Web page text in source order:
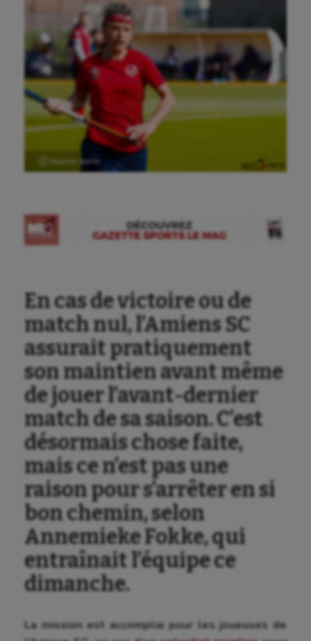
Ⓒ Gazette Sports
En cas de victoire ou de
match nul, l’Amiens SC
assurait pratiquement
son maintien avant même
de jouer l’avant-dernier
match de sa saison. C’est
désormais chose faite,
mais ce n’est pas une
raison pour s’arrêter en si
bon chemin, selon
Annemieke Fokke, qui
entraînait l’équipe ce
dimanche.
La mission est accomplie pour les joueuses de